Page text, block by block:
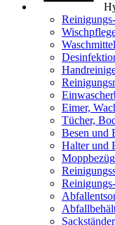
Eimer,
Tücher,
Besen und
Halter und